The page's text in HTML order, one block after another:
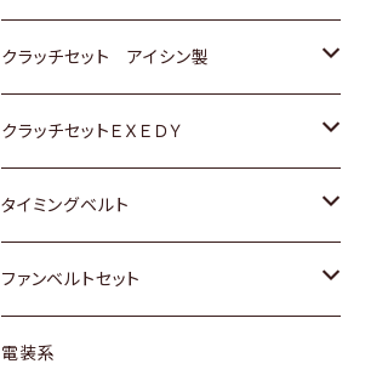
スバル
スバル
ダイハツ
マツダ
三菱
スバル
日野
ＷＡＧＥＮ
アストロ（シボレー）
クライスラー
ＶＯＬＶＯ
スズキ
日産
ダイハツ
マツダ
三菱
ダイハツ
日産
ホンダ
マツダ
トヨタ
クラッチセット アイシン製
ホンダ
スズキ
ダイハツ
マツダ
クラッチセットＥＸＥＤＹ
ホンダ
スズキ
日産
タイミングベルト
トヨタ
スズキ
ファンベルトセット
トヨタ
電装系